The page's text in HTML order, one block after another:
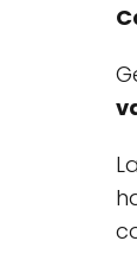
La